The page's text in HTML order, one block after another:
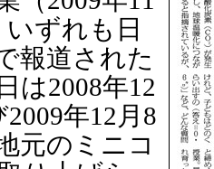
ずれも日
報道された
は2008年12
年12月8
元のミニコ